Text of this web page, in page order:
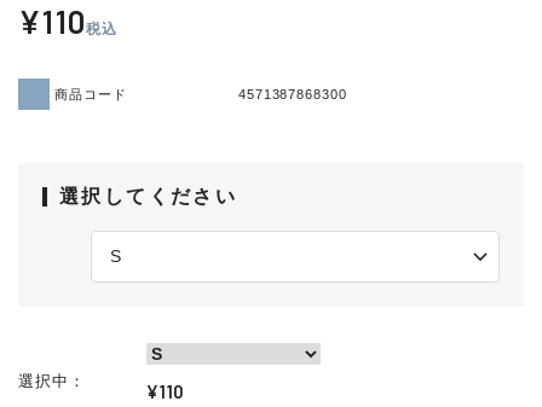
¥110税込
商品コード 4571387868300
選択してください
選択中 ¥110